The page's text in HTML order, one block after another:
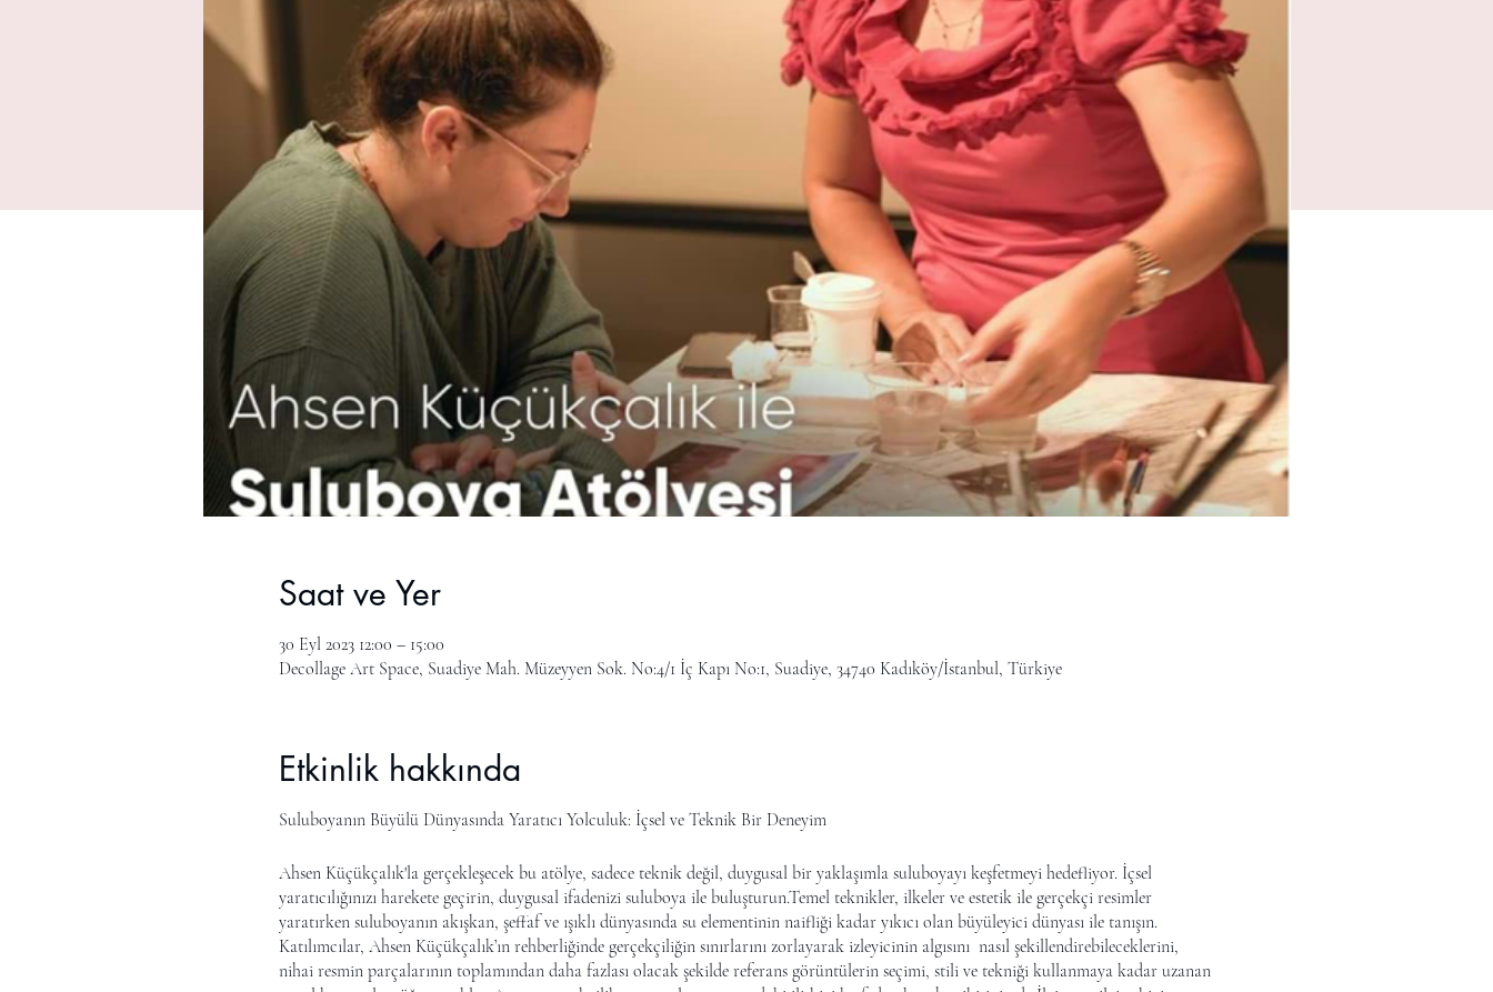
Saat ve Yer
30 Eyl 2023 12:00 – 15:00
Decollage Art Space, Suadiye Mah. Müzeyyen Sok. No:4/1 İç Kapı No:1, Suadiye, 34740 Kadıköy/İstanbul, Türkiye
Etkinlik hakkında
Suluboyanın Büyülü Dünyasında Yaratıcı Yolculuk: İçsel ve Teknik Bir Deneyim
Ahsen Küçükçalık'la gerçekleşecek bu atölye, sadece teknik değil, duygusal bir yaklaşımla suluboyayı keşfetmeyi hedefliyor. İçsel
yaratıcılığınızı harekete geçirin, duygusal ifadenizi suluboya ile buluşturun.Temel teknikler, ilkeler ve estetik ile gerçekçi resimler
yaratırken suluboyanın akışkan, şeffaf ve ışıklı dünyasında su elementinin naifliği kadar yıkıcı olan büyüleyici dünyası ile tanışın.
Katılımcılar, Ahsen Küçükçalık’ın rehberliğinde gerçekçiliğin sınırlarını zorlayarak izleyicinin algısını nasıl şekillendirebileceklerini,
nihai resmin parçalarının toplamından daha fazlası olacak şekilde referans görüntülerin seçimi, stili ve tekniği kullanmaya kadar uzanan